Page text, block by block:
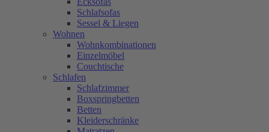
Schlafsofas
Sessel & Liegen
Wohnen
Wohnkombinationen
Einzelmöbel
Couchtische
Schlafen
Schlafzimmer
Boxspringbetten
Betten
Kleiderschränke